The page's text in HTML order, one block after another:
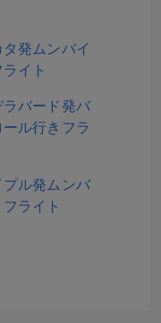
タ発ムンバイ
イト
ラバード発バ
ール行きフラ
プル発ムンバ
ライト